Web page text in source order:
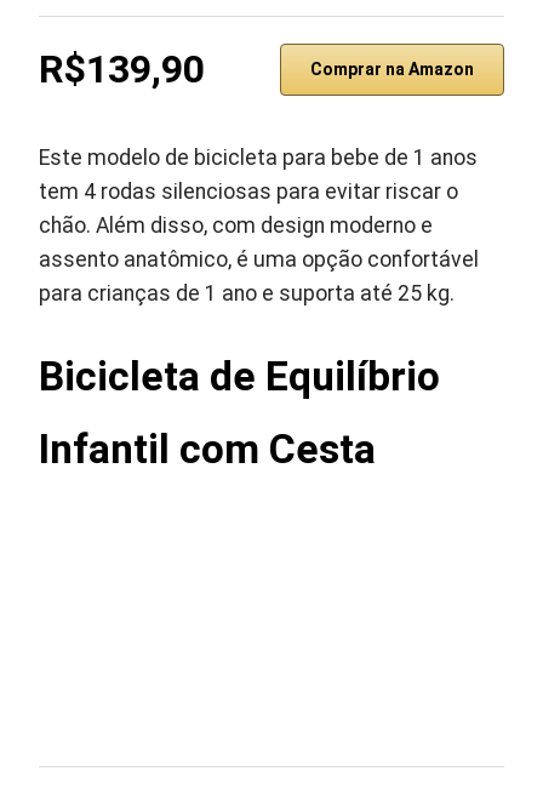
R$139,90 Comprar na Amazon
Este modelo de bicicleta para bebe de 1 anos
tem 4 rodas silenciosas para evitar riscar o
chão. Além disso, com design moderno e
assento anatômico, é uma opção confortável
para crianças de 1 ano e suporta até 25 kg.
Bicicleta de Equilíbrio
Infantil com Cesta